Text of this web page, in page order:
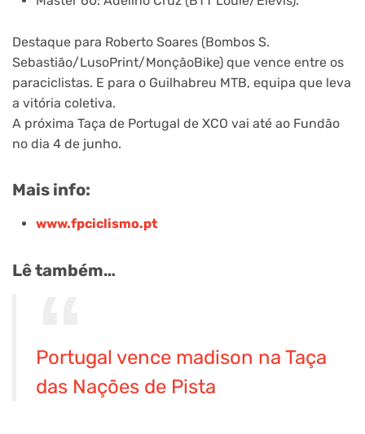
Destaque para Roberto Soares (Bombos S.
Sebastião/LusoPrint/MonçãoBike) que vence entre os
paraciclistas. E para o Guilhabreu MTB, equipa que leva
a vitória coletiva.
A próxima Taça de Portugal de XCO vai até ao Fundão
no dia 4 de junho.
Mais info:
www.fpciclismo.pt
Lê também…
Portugal vence madison na Taça
das Nações de Pista